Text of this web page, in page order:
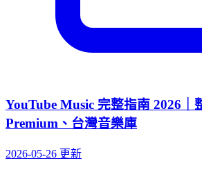
YouTube Music 完整指南 2026｜
Premium、台灣音樂庫
2026-05-26 更新